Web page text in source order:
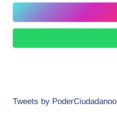
Tweets by PoderCiudadanoo